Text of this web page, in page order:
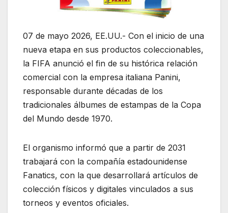
07 de mayo 2026, EE.UU.- Con el inicio de una
nueva etapa en sus productos coleccionables,
la FIFA anunció el fin de su histórica relación
comercial con la empresa italiana Panini,
responsable durante décadas de los
tradicionales álbumes de estampas de la Copa
del Mundo desde 1970.
El organismo informó que a partir de 2031
trabajará con la compañía estadounidense
Fanatics, con la que desarrollará artículos de
colección físicos y digitales vinculados a sus
torneos y eventos oficiales.